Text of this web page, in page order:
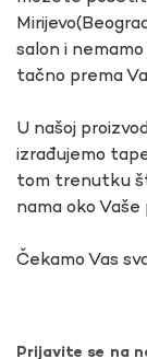
salon i
tačno prema
U našoj
izrađujemo
tom trenutku
nama oko
Čekamo Vas
Prijavite se na